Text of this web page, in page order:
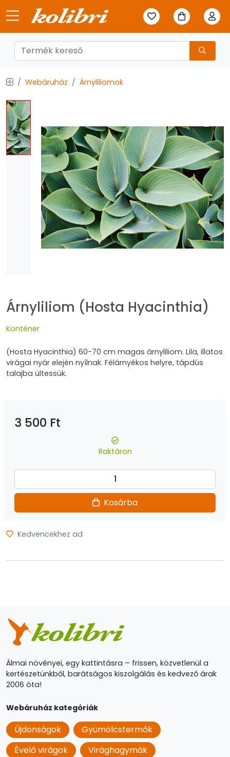
Webáruház Árnyliliomok
Árnyliliom (Hosta Hyacinthia)
Konténer
(Hosta Hyacinthia) 60-70 cm magas árnyliliom. Lila, illatos
virágai nyár elején nyílnak. Félárnyékos helyre, tápdús
talajba ültessük.
3 500 Ft
Raktáron
Kosárba
Kedvencekhez ad
Álmai növényei, egy kattintásra – frissen, közvetlenül a
kertészetünkből, barátságos kiszolgálás és kedvező árak
2006 óta!
Webáruház kategóriák
Újdonságok
Gyümölcstermők
Évelő virágok
Virághagymák